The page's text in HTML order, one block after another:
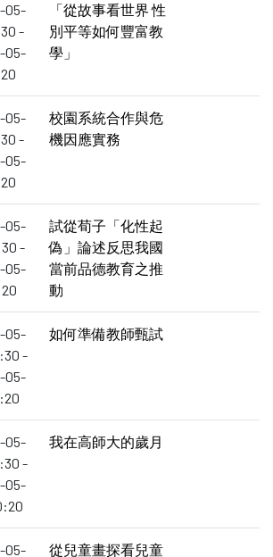
05-
-
05-
「從故事看世界 性
別平等如何豐富教
學」
05-
-
05-
校園系統合作與危
機因應實務
05-
-
05-
試從荀子「化性起
偽」論述反思我國
當前品德教育之推
動
05-
-
05-
如何準備教師甄試
05-
-
05-
我在高師大的歲月
05-
從兒童畫探看兒童